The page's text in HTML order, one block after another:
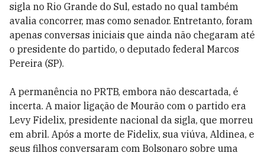
sigla no Rio Grande do Sul, estado no qual também
avalia concorrer, mas como senador. Entretanto, foram
apenas conversas iniciais que ainda não chegaram até
o presidente do partido, o deputado federal Marcos
Pereira (SP).
A permanência no PRTB, embora não descartada, é
incerta. A maior ligação de Mourão com o partido era
Levy Fidelix, presidente nacional da sigla, que morreu
em abril. Após a morte de Fidelix, sua viúva, Aldinea, e
seus filhos conversaram com Bolsonaro sobre uma